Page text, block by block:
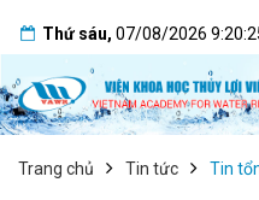
Thứ sáu, 07/08/2026
Trang chủ Tin tức Tin